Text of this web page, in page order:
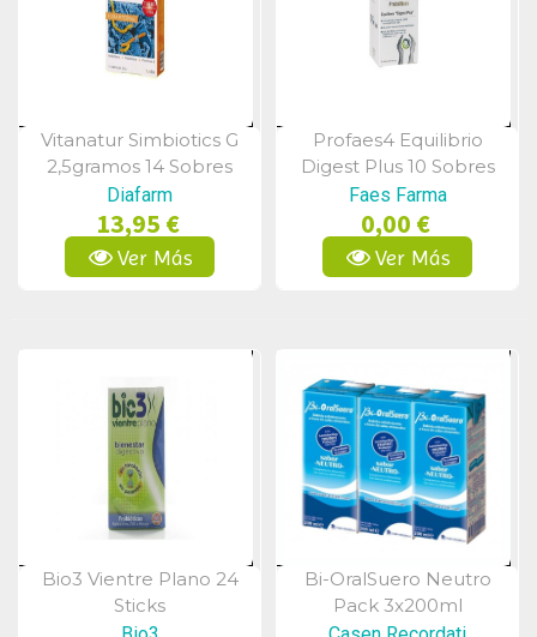
Vista Rápida
Vitanatur Simbiotics G
2,5gramos 14 Sobres
Diafarm
13,95 €
Ver Más
Vista Rápida
Profaes4 Equilibrio
Digest Plus 10 Sobres
Faes Farma
0,00 €
Ver Más
Vista Rápida
Bio3 Vientre Plano 24
Sticks
Vista Rápida
Bi-OralSuero Neutro
Pack 3x200ml